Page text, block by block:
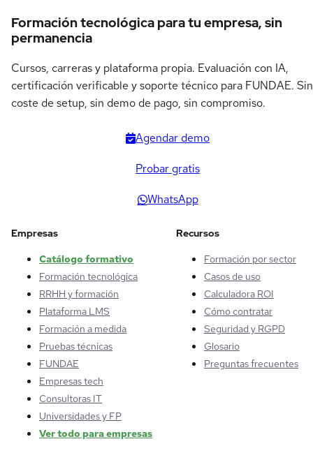
Formación tecnológica para tu empresa, sin
permanencia
Cursos, carreras y plataforma propia. Evaluación con IA,
certificación verificable y soporte técnico para FUNDAE. Sin
coste de setup, sin demo de pago, sin compromiso.
Agendar demo
Probar gratis
WhatsApp
Empresas
Catálogo formativo
Formación tecnológica
RRHH y formación
Plataforma LMS
Formación a medida
Pruebas técnicas
FUNDAE
Empresas tech
Consultoras IT
Universidades y FP
Ver todo para empresas
Recursos
Formación por sector
Casos de uso
Calculadora ROI
Cómo contratar
Seguridad y RGPD
Glosario
Preguntas frecuentes